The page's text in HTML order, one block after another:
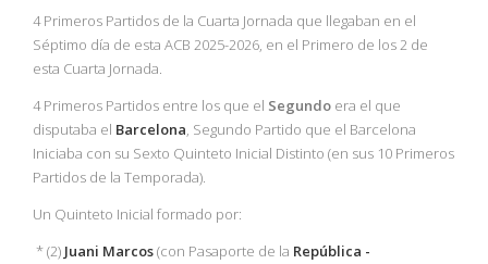
4 Primeros Partidos de la Cuarta Jornada que llegaban en el
Séptimo día de esta ACB 2025-2026, en el Primero de los 2 de
esta Cuarta Jornada.
4 Primeros Partidos entre los que el Segundo era el que
disputaba el Barcelona, Segundo Partido que el Barcelona
Iniciaba con su Sexto Quinteto Inicial Distinto (en sus 10 Primeros
Partidos de la Temporada).
Un Quinteto Inicial formado por:
* (2) Juani Marcos(con Pasaporte de la República -